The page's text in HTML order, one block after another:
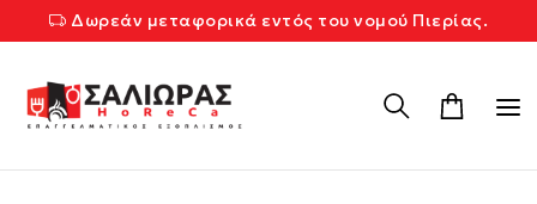
Δωρεάν μεταφορικά εντός του νομού Πιερίας.